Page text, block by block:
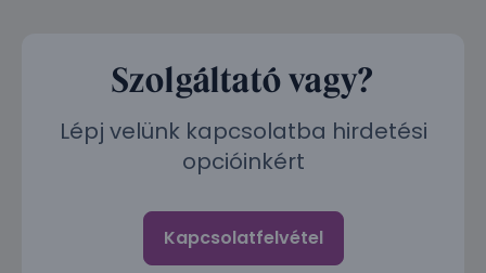
Szolgáltató vagy?
Lépj velünk kapcsolatba hirdetési
opcióinkért
Kapcsolatfelvétel